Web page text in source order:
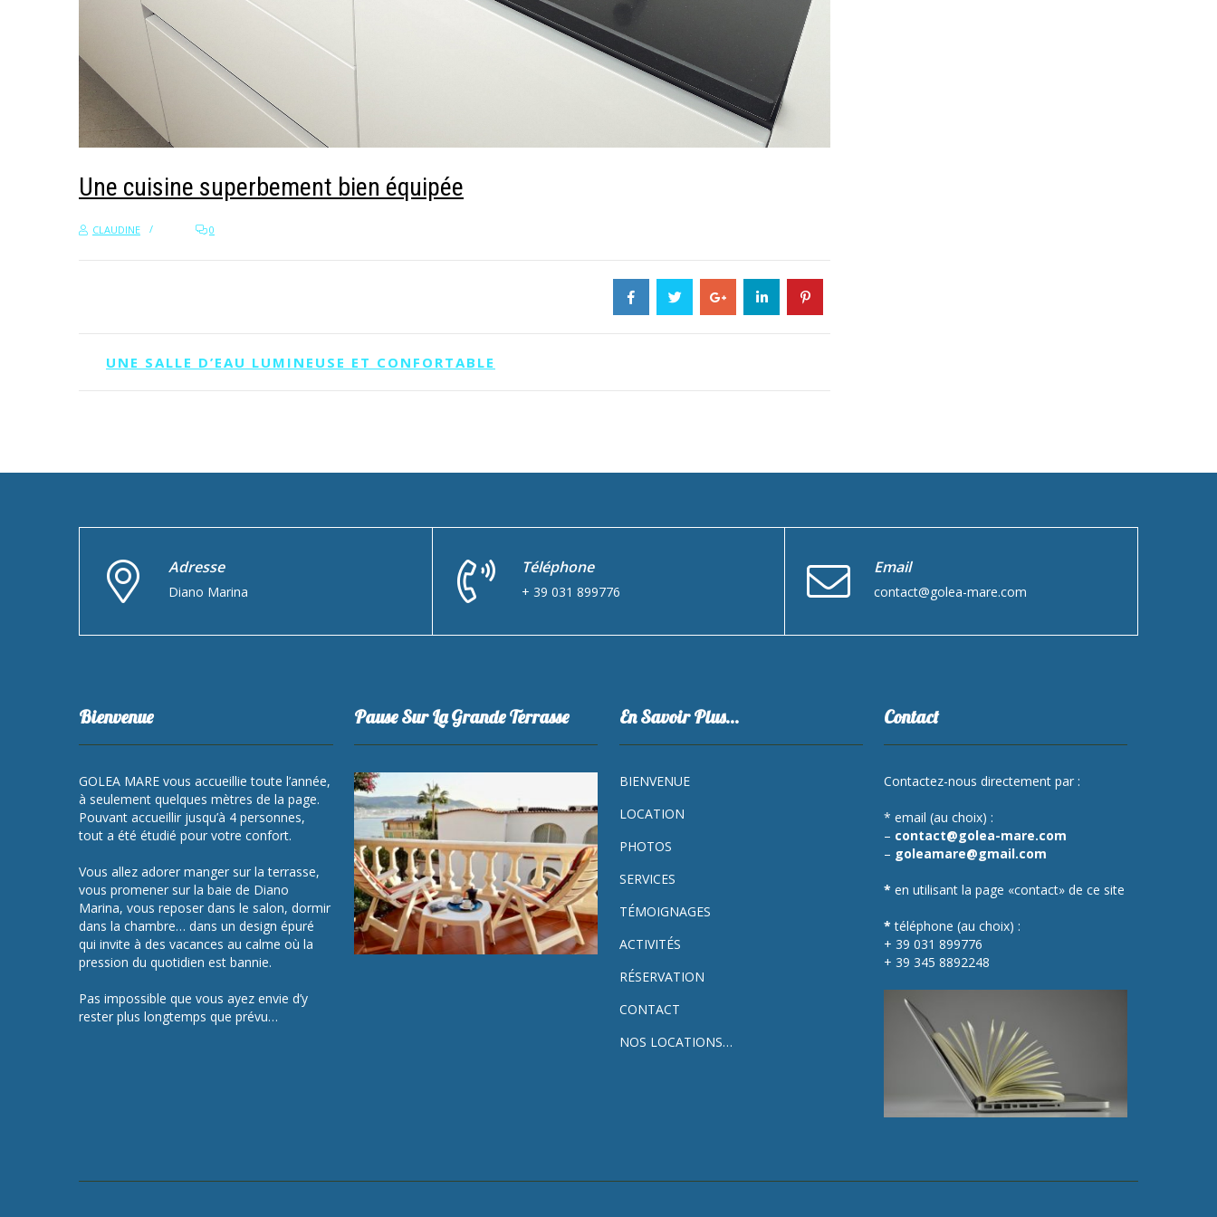
Une cuisine superbement bien équipée
CLAUDINE 0
s
g
o
UNE SALLE D’EAU LUMINEUSE ET CONFORTABLE
Adresse
Diano Marina
Téléphone
+ 39 031 899776
Email
contact@golea-mare.com
Bienvenue
GOLEA MARE vous accueillie toute l’année,
à seulement quelques mètres de la page.
Pouvant accueillir jusqu’à 4 personnes,
tout a été étudié pour votre confort.
Vous allez adorer manger sur la terrasse,
vous promener sur la baie de Diano
Marina, vous reposer dans le salon, dormir
dans la chambre… dans un design épuré
qui invite à des vacances au calme où la
pression du quotidien est bannie.
Pas impossible que vous ayez envie d’y
rester plus longtemps que prévu…
Pause Sur La Grande Terrasse En Savoir Plus…
BIENVENUE
LOCATION
PHOTOS
SERVICES
TÉMOIGNAGES
ACTIVITÉS
RÉSERVATION
CONTACT
NOS LOCATIONS…
Contact
Contactez-nous directement par :
* email (au choix) :
– contact@golea-mare.com
– goleamare@gmail.com
* en utilisant la page «contact» de ce site
* téléphone (au choix) :
+ 39 031 899776
+ 39 345 8892248